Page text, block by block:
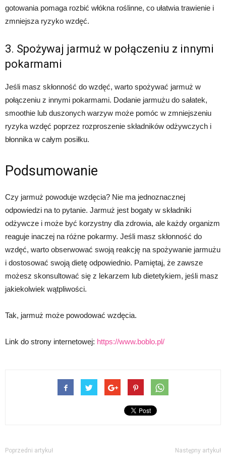
gotowania pomaga rozbić włókna roślinne, co ułatwia trawienie i
zmniejsza ryzyko wzdęć.
3. Spożywaj jarmuż w połączeniu z innymi
pokarmami
Jeśli masz skłonność do wzdęć, warto spożywać jarmuż w
połączeniu z innymi pokarmami. Dodanie jarmużu do sałatek,
smoothie lub duszonych warzyw może pomóc w zmniejszeniu
ryzyka wzdęć poprzez rozproszenie składników odżywczych i
błonnika w całym posiłku.
Podsumowanie
Czy jarmuż powoduje wzdęcia? Nie ma jednoznacznej
odpowiedzi na to pytanie. Jarmuż jest bogaty w składniki
odżywcze i może być korzystny dla zdrowia, ale każdy organizm
reaguje inaczej na różne pokarmy. Jeśli masz skłonność do
wzdęć, warto obserwować swoją reakcję na spożywanie jarmużu
i dostosować swoją dietę odpowiednio. Pamiętaj, że zawsze
możesz skonsultować się z lekarzem lub dietetykiem, jeśli masz
jakiekolwiek wątpliwości.
Tak, jarmuż może powodować wzdęcia.
Link do strony internetowej: https://www.boblo.pl/
Poprzedni artykuł Następny artykuł